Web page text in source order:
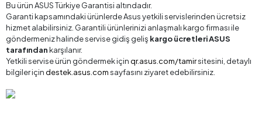
Bu ürün ASUS Türkiye Garantisi altındadır.
Garanti kapsamındaki ürünlerde Asus yetkili servislerinden ücretsiz
hizmet alabilirsiniz. Garantili ürünlerinizi anlaşmalı kargo firması ile
göndermeniz halinde servise gidiş geliş kargo ücretleri ASUS
tarafındankarşılanır.
Yetkili servise ürün göndermek için qr.asus.com/tamirsitesini, detaylı
bilgiler için destek.asus.comsayfasını ziyaret edebilirsiniz.